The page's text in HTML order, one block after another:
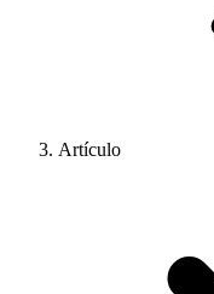
Artículo